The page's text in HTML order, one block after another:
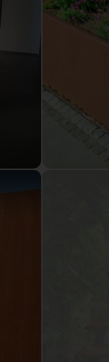
– ein größeres
Team und der
Sie mit unserem